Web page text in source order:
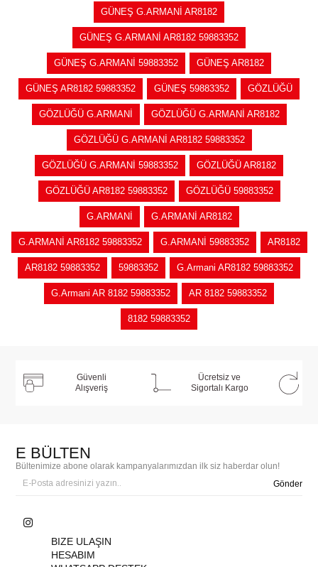
GÜNEŞ G.ARMANİ AR8182
GÜNEŞ G.ARMANİ AR8182 59883352
GÜNEŞ G.ARMANİ 59883352 GÜNEŞ AR8182
GÜNEŞ AR8182 59883352 GÜNEŞ 59883352 GÖZLÜĞÜ
GÖZLÜĞÜ G.ARMANİ GÖZLÜĞÜ G.ARMANİ AR8182
GÖZLÜĞÜ G.ARMANİ AR8182 59883352
GÖZLÜĞÜ G.ARMANİ 59883352 GÖZLÜĞÜ AR8182
GÖZLÜĞÜ AR8182 59883352 GÖZLÜĞÜ 59883352
G.ARMANİ G.ARMANİ AR8182
G.ARMANİ AR8182 59883352 G.ARMANİ 59883352 AR8182
AR8182 59883352 59883352 G.Armani AR8182 59883352
G.Armani AR 8182 59883352 AR 8182 59883352
8182 59883352
Güvenli
Alışveriş
Ücretsiz ve
Sigortalı Kargo
E BÜLTEN
Bültenimize abone olarak kampanyalarımızdan ilk siz haberdar olun!
Gönder
BIZE ULAŞIN
HESABIM